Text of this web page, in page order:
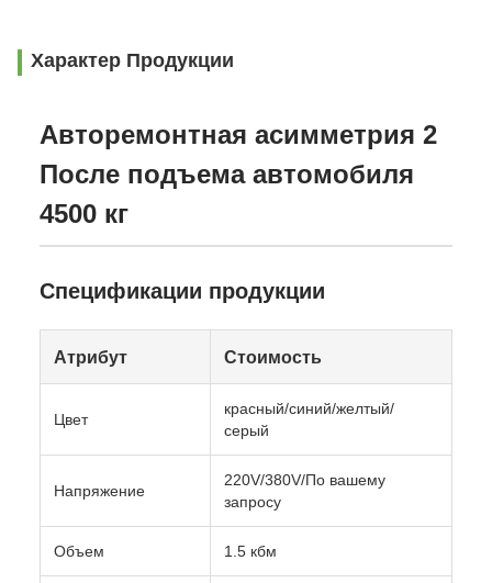
Характер Продукции
Авторемонтная асимметрия 2
После подъема автомобиля
4500 кг
Спецификации продукции
Атрибут Стоимость
Цвет
красный/синий/желтый/
серый
Напряжение
220V/380V/По вашему
запросу
Объем 1.5 кбм